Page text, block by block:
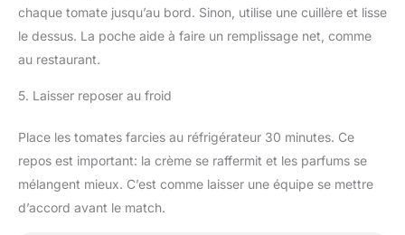
chaque tomate jusqu’au bord. Sinon, utilise une cuillère et lisse
le dessus. La poche aide à faire un remplissage net, comme
au restaurant.
5. Laisser reposer au froid
Place les tomates farcies au réfrigérateur 30 minutes. Ce
repos est important: la crème se raffermit et les parfums se
mélangent mieux. C’est comme laisser une équipe se mettre
d’accord avant le match.